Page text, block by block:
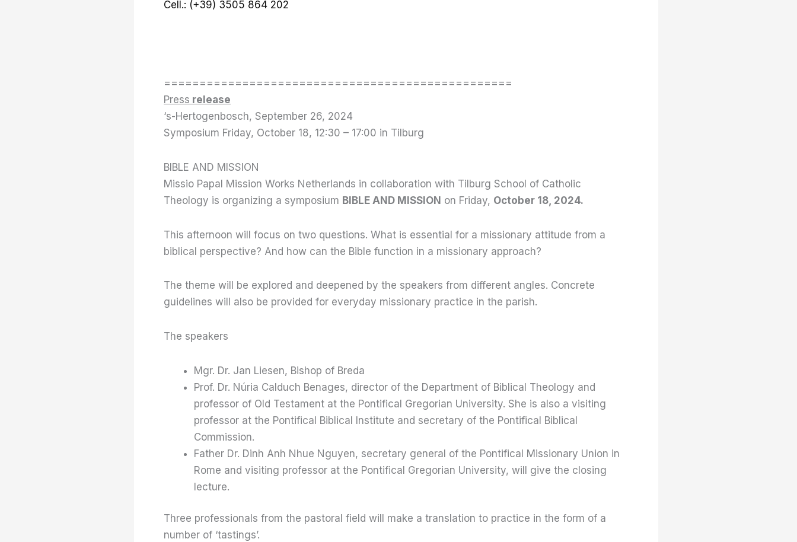
Cell.: (+39) 3505 864 202
=================================================
Press release
‘s-Hertogenbosch, September 26, 2024
Symposium Friday, October 18, 12:30 – 17:00 in Tilburg
BIBLE AND MISSION
Missio Papal Mission Works Netherlands in collaboration with Tilburg School of Catholic
Theology is organizing a symposium BIBLE AND MISSION on Friday, October 18, 2024.
This afternoon will focus on two questions. What is essential for a missionary attitude from a
biblical perspective? And how can the Bible function in a missionary approach?
The theme will be explored and deepened by the speakers from different angles. Concrete
guidelines will also be provided for everyday missionary practice in the parish.
The speakers
Mgr. Dr. Jan Liesen, Bishop of Breda
Prof. Dr. Núria Calduch Benages, director of the Department of Biblical Theology and
professor of Old Testament at the Pontifical Gregorian University. She is also a visiting
professor at the Pontifical Biblical Institute and secretary of the Pontifical Biblical
Commission.
Father Dr. Dinh Anh Nhue Nguyen, secretary general of the Pontifical Missionary Union in
Rome and visiting professor at the Pontifical Gregorian University, will give the closing
lecture.
Three professionals from the pastoral field will make a translation to practice in the form of a
number of ‘tastings’.